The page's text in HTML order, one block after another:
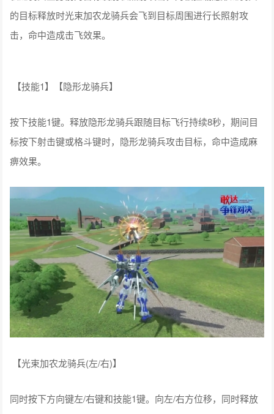
【技能1】【隐形龙骑兵】
痹效果。
【光束加农龙骑兵(左/右)】
效果，命中造成击飞效果。